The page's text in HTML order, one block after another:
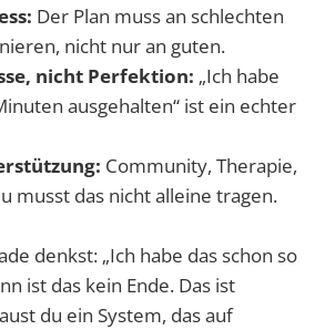
Der Plan muss an schlechten
nicht nur an guten.
nicht Perfektion: „Ich habe
ausgehalten“ ist ein echter
Community, Therapie,
musst das nicht alleine tragen.
denkst: „Ich habe das schon so
ist das kein Ende. Das ist
du ein System, das auf